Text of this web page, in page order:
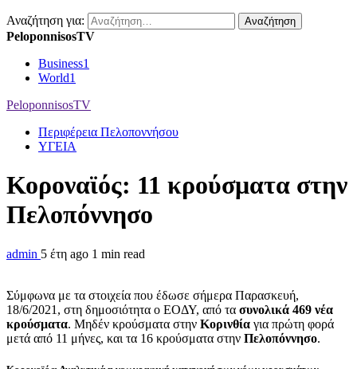
Αναζήτηση για:
PeloponnisosTV
Business1
World1
PeloponnisosTV
Περιφέρεια Πελοποννήσου
ΥΓΕΙΑ
Κοροναϊός: 11 κρούσματα στην
Πελοπόννησο
admin 5 έτη ago 1 min read
Σύμφωνα με τα στοιχεία που έδωσε σήμερα Παρασκευή,
18/6/2021, στη δημοσιότητα ο ΕΟΔΥ, από τα συνολικά 469 νέα
κρούσματα. Μηδέν κρούσματα στην Κορινθία για πρώτη φορά
μετά από 11 μήνες, και τα 16 κρούσματα στην Πελοπόννησο.